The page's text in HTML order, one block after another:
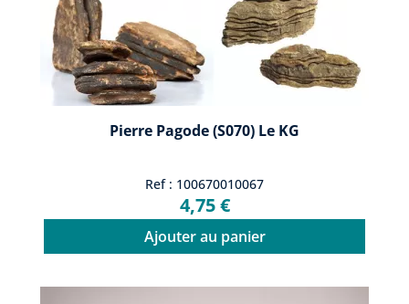
Pierre Pagode (S070) Le KG
Ref : 100670010067
4,75 €
Ajouter au panier